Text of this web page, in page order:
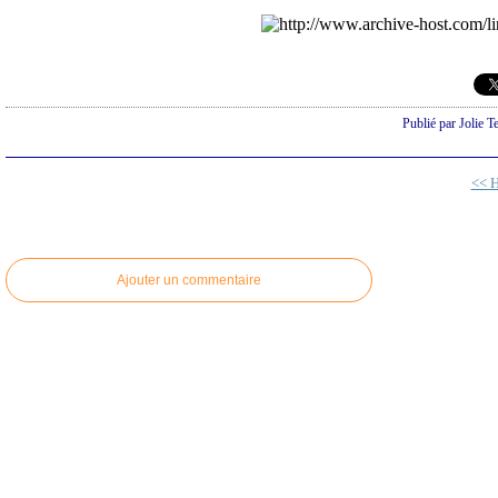
Publié par Jolie
<<
Ajouter un commentaire